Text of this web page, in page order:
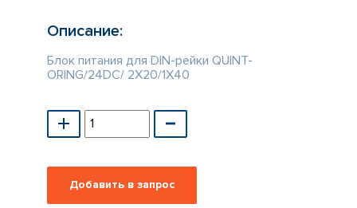
Описание:
Блок питания для DIN-рейки QUINT-
ORING/24DC/ 2X20/1X40